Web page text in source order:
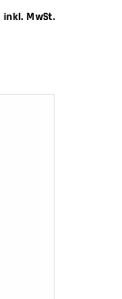
inkl. MwSt.